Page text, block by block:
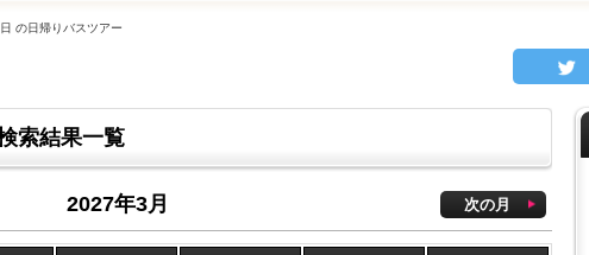
の日帰りバスツアー
索結果一覧
次の月
2027年3月